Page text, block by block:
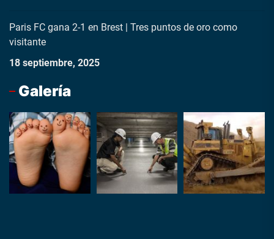
Paris FC gana 2-1 en Brest | Tres puntos de oro como
visitante
18 septiembre, 2025
Galería